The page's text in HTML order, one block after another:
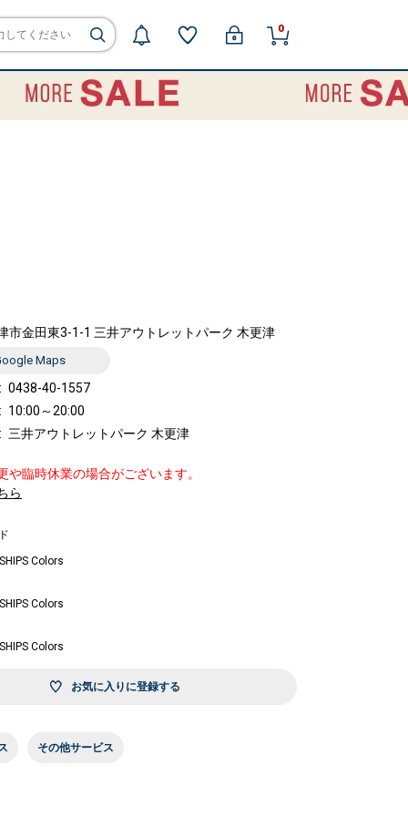
0
市金田東3-1-1 三井アウトレットパーク 木更津
Maps
0438-40-1557
10:00～20:00
三井アウトレットパーク 木更津
や臨時休業の場合がございます。
ら
SHIPS Colors
SHIPS Colors
SHIPS Colors
お気に入りに登録する
その他サービス